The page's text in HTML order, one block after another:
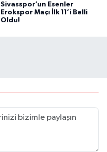
Sivasspor’un Esenler
Erokspor Maçı İlk 11’i Belli
Oldu!